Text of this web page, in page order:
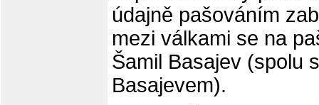
údajně pašováním
mezi válkami se na
Šamil Basajev (spolu
Basajevem).